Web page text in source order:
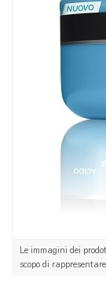
Le immagini dei
scopo di